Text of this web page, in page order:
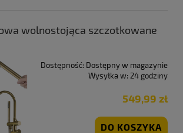
wolnostojąca szczotkowane
Dostępność: Dostępny w magazynie
Wysyłka w: 24 godziny
549,99 zł
DO KOSZYKA